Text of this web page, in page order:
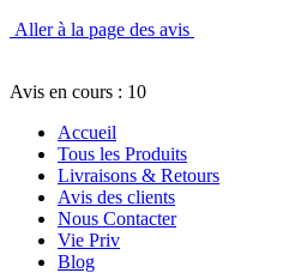
Aller à la page des avis
Avis en cours : 10
Accueil
Tous les Produits
Livraisons & Retours
Avis des clients
Nous Contacter
Vie Priv
Blog